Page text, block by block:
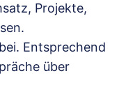
Projekte,
Entsprechend
über